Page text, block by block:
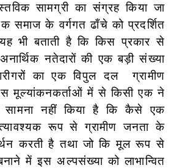
सामग्री का संग्रह किया जा
समाज के वर्गगत ढाँचे को प्रदर्शित
भी बताती है कि किस प्रकार से
नतेदारों की एक बड़ी संख्या
का एक विपुल दल ग्रामीण
मूल्यांकनकर्ताओं में से किसी एक ने
नहीं किया है कि कैसे एक
रूप से ग्रामीण जनता के
करती है तथा जो कि मूल रूप से
में इस अल्पसंख्या को लाभान्वित